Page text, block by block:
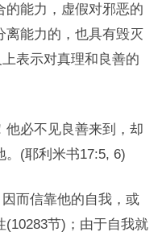
的能力，虚假对邪恶的
离能力的，也具有毁灭
表示对真理和良善的
他必不见良善来到，却
。(耶利米书17:5, 6)
而信靠他的自我，或
节)；由于自我就